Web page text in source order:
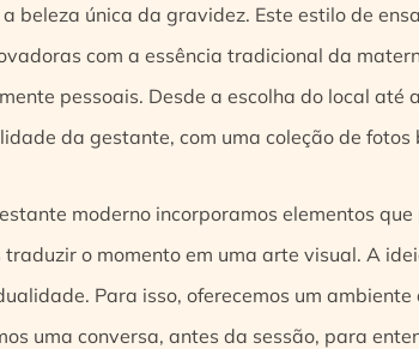
beleza única da gravidez. Este estilo de
com a essência tradicional da
pessoais. Desde a escolha do local
da gestante, com uma coleção de fotos
moderno incorporamos elementos
o momento em uma arte visual. A
Para isso, oferecemos um
uma conversa, antes da sessão, para